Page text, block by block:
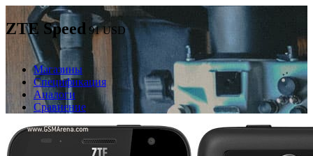
ZTE Speed 91USD
Магазины
Спецификация
Аналоги
Сравнение